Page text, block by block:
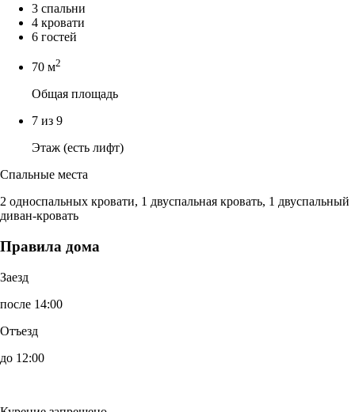
3 спальни
4 кровати
6 гостей
70 м2
Общая площадь
7 из 9
Этаж (есть лифт)
Спальные места
2 односпальных кровати, 1 двуспальная кровать, 1 двуспальный
диван-кровать
Правила дома
Заезд
после 14:00
Отъезд
до 12:00